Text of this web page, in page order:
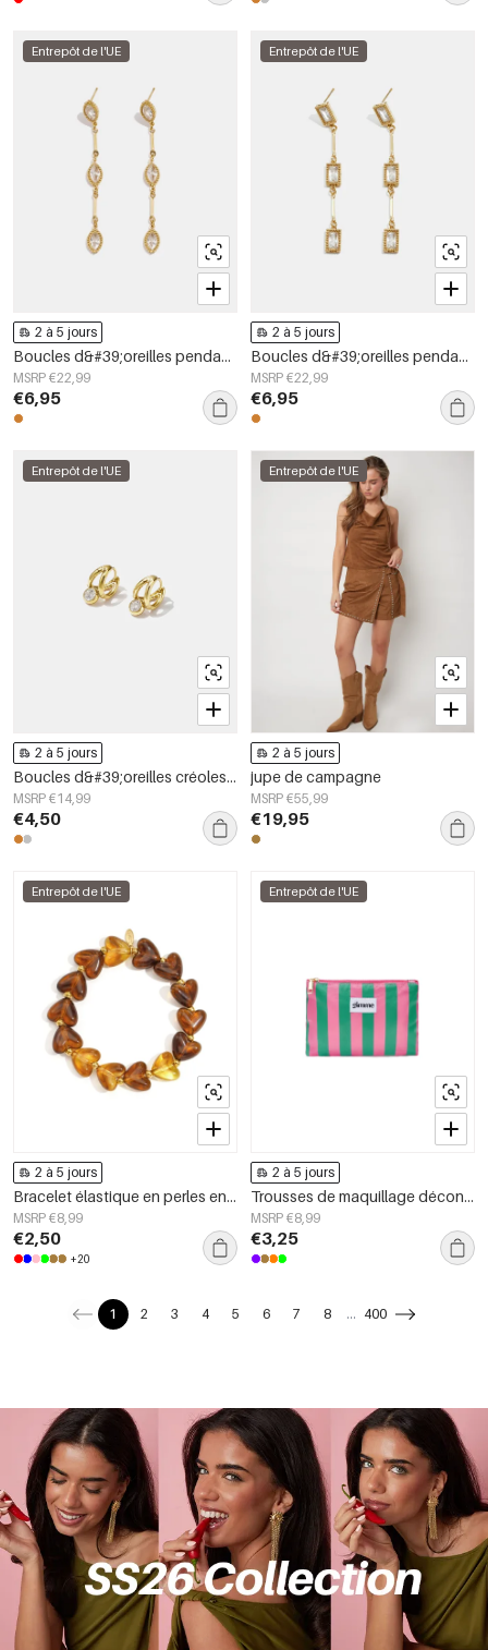
Entrepôt de l'UE
2 à 5 jours
Boucles d&#39;oreilles pendantes en acier inoxydable, forme elliptique, style décontracté, collection simple pour femmes
MSRP €22,99
€6,95
Entrepôt de l'UE
2 à 5 jours
Boucles d&#39;oreilles pendantes en acier inoxydable, forme géométrique, collection simple pour le quotidien, bijoux pour femmes
MSRP €22,99
€6,95
Entrepôt de l'UE
2 à 5 jours
Boucles d&#39;oreilles créoles en acier inoxydable, forme irrégulière, collection Simple Daily Simple, bijoux pour femmes
MSRP €14,99
€4,50
Entrepôt de l'UE
2 à 5 jours
jupe de campagne
MSRP €55,99
€19,95
Entrepôt de l'UE
2 à 5 jours
Bracelet élastique en perles en forme de cœur
MSRP €8,99
€2,50
+20
Entrepôt de l'UE
2 à 5 jours
Trousses de maquillage décontractées en polyester pour accessoires quotidiens
MSRP €8,99
€3,25
1 2 3 4 5 6 7 8 ... 400